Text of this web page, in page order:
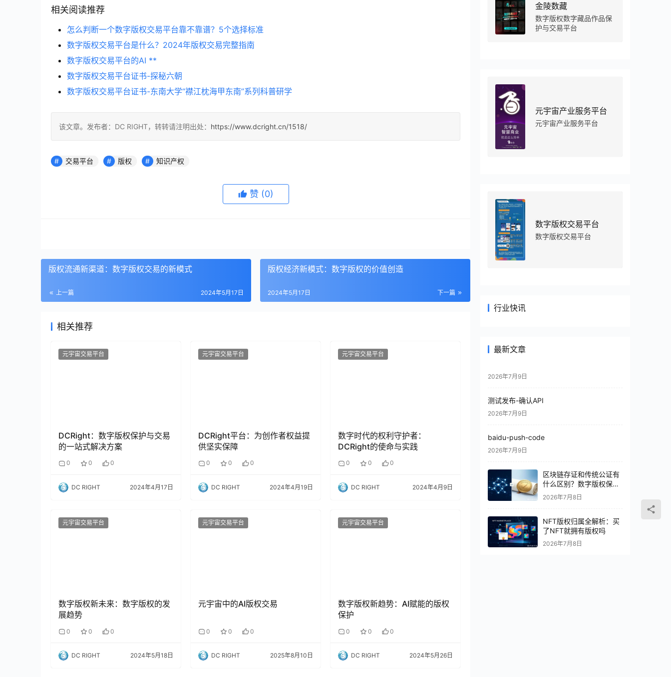
相关阅读推荐
怎么判断一个数字版权交易平台靠不靠谱？5个选择标准
数字版权交易平台是什么？2024年版权交易完整指南
数字版权交易平台的AI **
数字版权交易平台证书-探秘六朝
数字版权交易平台证书-东南大学“襟江枕海甲东南”系列科普研学
该文章。发布者：DC RIGHT，转转请注明出处： https://www.dcright.cn/1518/
交易平台 版权 知识产权
赞 (0)
版权流通新渠道：数字版权交易的新模式
上一篇 2024年5月17日
版权经济新模式：数字版权的价值创造
下一篇
2024年5月17日
相关推荐
元宇宙交易平台
DCRight：数字版权保护与交易
的一站式解决方案
0 0 0
DC RIGHT 2024年4月17日
元宇宙交易平台
DCRight平台：为创作者权益提
供坚实保障
0 0 0
DC RIGHT 2024年4月19日
元宇宙交易平台
数字时代的权利守护者：
DCRight的使命与实践
0 0 0
DC RIGHT 2024年4月9日
元宇宙交易平台
数字版权新未来：数字版权的发
展趋势
0 0 0
DC RIGHT 2024年5月18日
元宇宙交易平台
元宇宙中的AI版权交易
0 0 0
DC RIGHT 2025年8月10日
元宇宙交易平台
数字版权新趋势：AI赋能的版权
保护
0 0 0
DC RIGHT 2024年5月26日
金陵数藏
数字版权数字藏品作品保
护与交易平台
元宇宙产业服务平台
元宇宙产业服务平台
数字版权交易平台
数字版权交易平台
行业快讯
最新文章
2026年7月9日
测试发布-确认API
2026年7月9日
baidu-push-code
2026年7月9日
区块链存证和传统公证有
什么区别？数字版权保护
怎么选
2026年7月8日
NFT版权归属全解析：买
了NFT就拥有版权吗
2026年7月8日